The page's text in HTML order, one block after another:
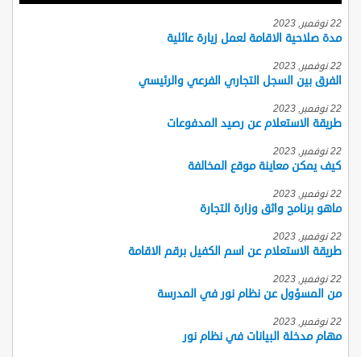
22 نوفمبر, 2023
مدة صلاحية الاقامة لعمل زيارة عائلية
22 نوفمبر, 2023
الفرق بين السجل التجاري الفرعي والرئيسي
22 نوفمبر, 2023
طريقة الاستعلام عن رصيد المدفوعات
22 نوفمبر, 2023
كيف يمكن معاينة موقع المخالفة
22 نوفمبر, 2023
ماهو برنامج واثق وزارة التجارة
22 نوفمبر, 2023
طريقة الاستعلام عن اسم الكفيل برقم الاقامة
22 نوفمبر, 2023
من المسؤول عن نظام نور في المدرسة
22 نوفمبر, 2023
مهام مدخلة البيانات في نظام نور